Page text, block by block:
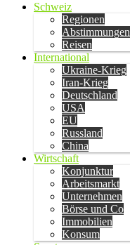
Schweiz
Regionen
Abstimmungen
Reisen
International
Ukraine-Krieg
Iran-Krieg
Deutschland
USA
EU
Russland
China
Wirtschaft
Konjunktur
Arbeitsmarkt
Unternehmen
Börse und Co
Immobilien
Konsum